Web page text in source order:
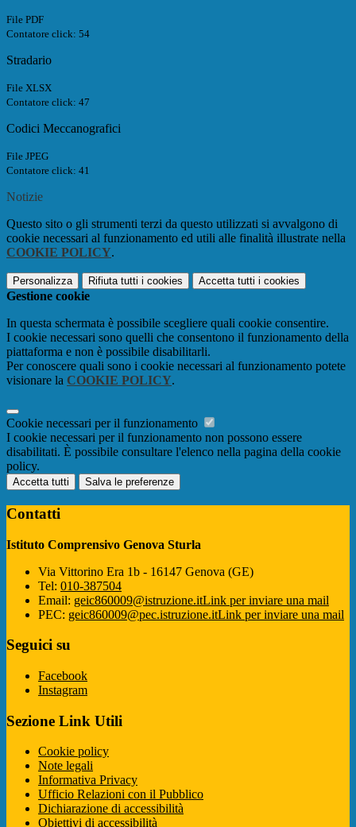
File PDF
Contatore click: 54
Stradario
File XLSX
Contatore click: 47
Codici Meccanografici
File JPEG
Contatore click: 41
Notizie
Questo sito o gli strumenti terzi da questo utilizzati si avvalgono di
cookie necessari al funzionamento ed utili alle finalità illustrate nella
COOKIE POLICY.
Personalizza Rifiuta tutti i cookies Accetta tutti i cookies
Gestione cookie
In questa schermata è possibile scegliere quali cookie consentire.
I cookie necessari sono quelli che consentono il funzionamento della
piattaforma e non è possibile disabilitarli.
Per conoscere quali sono i cookie necessari al funzionamento potete
visionare la COOKIE POLICY.
Cookie necessari per il funzionamento
I cookie necessari per il funzionamento non possono essere
disabilitati. È possibile consultare l'elenco nella pagina della cookie
policy.
Accetta tutti Salva le preferenze
Contatti
Istituto Comprensivo Genova Sturla
Via Vittorino Era 1b - 16147 Genova (GE)
Tel: 010-387504
Email: geic860009@istruzione.itLink per inviare una mail
PEC: geic860009@pec.istruzione.itLink per inviare una mail
Seguici su
Facebook
Instagram
Sezione Link Utili
Cookie policy
Note legali
Informativa Privacy
Ufficio Relazioni con il Pubblico
Dichiarazione di accessibilità
Obiettivi di accessibilità